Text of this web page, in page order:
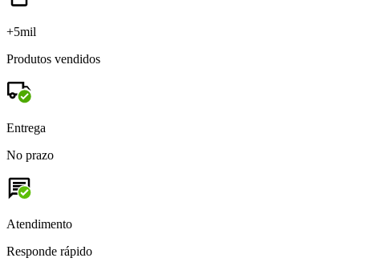
+5mil
Produtos vendidos
Entrega
No prazo
Atendimento
Responde rápido